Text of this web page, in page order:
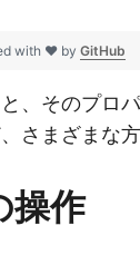
with ❤ by GitHub
、そのプロ
さまざまな
操作